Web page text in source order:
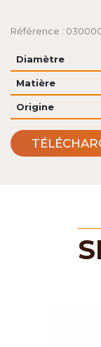
Référence :
Diamètre
Matière
Origine